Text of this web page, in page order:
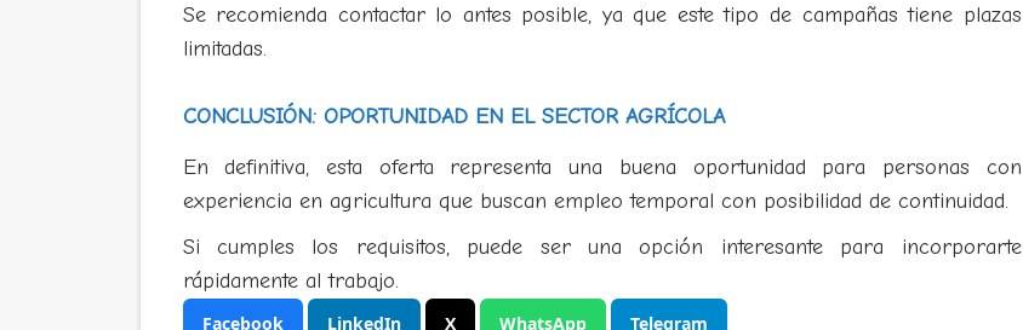
Se recomienda contactar lo antes posible, ya que este tipo de campañas tiene plazas
limitadas.
CONCLUSIÓN: OPORTUNIDAD EN EL SECTOR AGRÍCOLA
En definitiva, esta oferta representa una buena oportunidad para personas con
experiencia en agricultura que buscan empleo temporal con posibilidad de continuidad.
Si cumples los requisitos, puede ser una opción interesante para incorporarte
rápidamente al trabajo.
Facebook LinkedIn X WhatsApp Telegram